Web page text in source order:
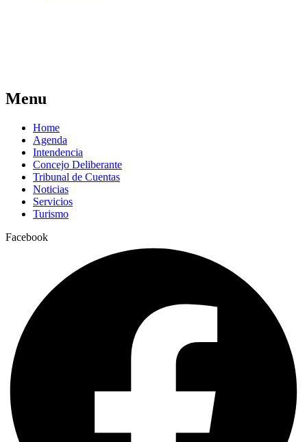
Menu
Home
Agenda
Intendencia
Concejo Deliberante
Tribunal de Cuentas
Noticias
Servicios
Turismo
Facebook